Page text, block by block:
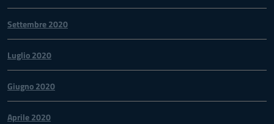
Settembre 2020
Luglio 2020
Giugno 2020
Aprile 2020